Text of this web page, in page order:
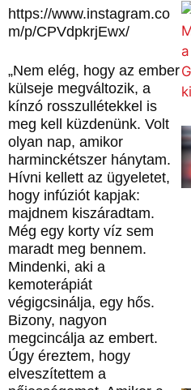
https://www.instagram.co
m/p/CPVdpkrjEwx/
„Nem elég, hogy az ember
külseje megváltozik, a
kínzó rosszullétekkel is
meg kell küzdenünk. Volt
olyan nap, amikor
harminckétszer hánytam.
Hívni kellett az ügyeletet,
hogy infúziót kapjak:
majdnem kiszáradtam.
Még egy korty víz sem
maradt meg bennem.
Mindenki, aki a
kemoterápiát
végigcsinálja, egy hős.
Bizony, nagyon
megcincálja az embert.
Úgy éreztem, hogy
elveszítettem a